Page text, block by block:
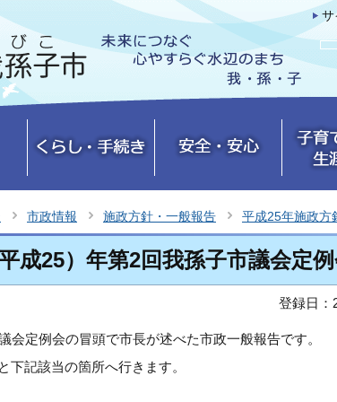
サ
市政情報 施政方針・一般報告 平成25年施政方
成25）年第2回我孫子市議会定
登録日：
会定例会の冒頭で市長が述べた市政一般報告です。
下記該当の箇所へ行きます。